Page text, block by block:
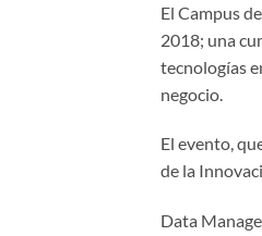
El Campus
2018; una
tecnologías
negocio.
El evento,
de la
Data